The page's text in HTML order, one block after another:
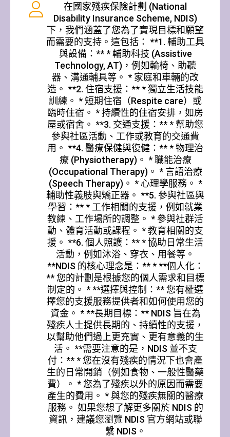
在國家殘疾保險計劃 (National
Disability Insurance Scheme, NDIS)
下，我們涵蓋了您為了實現目標和願望
而需要的支持。這包括： **1. 輔助工具
與設備：** * 輔助科技 (Assistive
Technology, AT)，例如輪椅、助聽
器、溝通輔具等。 * 家庭和車輛的改
造。 **2. 住宿支援：** * 獨立生活技能
訓練。 * 短期住宿（Respite care）或
臨時住宿。 * 持續性的住宿安排，如房
屋或宿舍。 **3. 交通支援：** * 幫助您
參與社區活動、工作或教育的交通費
用。 **4. 醫療保健與復健：** * 物理治
療 (Physiotherapy)。 * 職能治療
(Occupational Therapy)。 * 言語治療
(Speech Therapy)。 * 心理學服務。 *
輔助性義肢與矯正器。 **5. 參與社區與
學習：** * 工作相關的支援，例如就業
教練、工作場所的調整。 * 參與社群活
動、體育活動或課程。 * 教育相關的支
援。 **6. 個人照護：** * 協助日常生活
活動，例如沐浴、穿衣、用餐等。
**NDIS 的核心理念是：** * **個人化：
** 您的計劃是根據您的個人需求和目標
制定的。 * **選擇與控制：** 您有權選
擇您的支援服務提供者和如何使用您的
資金。 * **長期目標：** NDIS 旨在為
殘疾人士提供長期的、持續性的支援，
以幫助他們過上更充實、更有意義的生
活。 **需要注意的是，NDIS 並不支
付：** * 您在沒有殘疾的情況下也會產
生的日常開銷（例如食物、一般性醫藥
費）。 * 您為了殘疾以外的原因而需要
產生的費用。 * 與您的殘疾無關的醫療
服務。 如果您想了解更多關於 NDIS 的
資訊，建議您瀏覽 NDIS 官方網站或聯
繫 NDIS。